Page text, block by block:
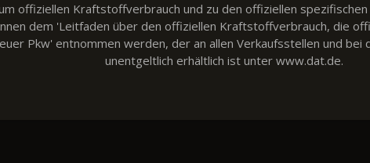
offiziellen Kraftstoffverbrauch und zu den offiziellen spezifischen
dem 'Leitfaden über den offiziellen Kraftstoffverbrauch, die
Pkw' entnommen werden, der an allen Verkaufsstellen und bei
unentgeltlich erhältlich ist unter www.dat.de.